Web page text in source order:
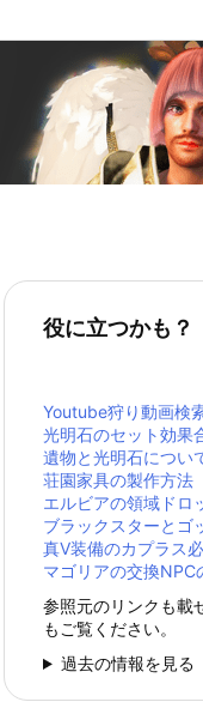
役に立つかも？
Youtube狩り動画検
光明石のセット効果
遺物と光明石につい
荘園家具の製作方法
エルビアの領域ドロ
ブラックスターとゴ
真Ⅴ装備のカプラス
マゴリアの交換NPC
参照元のリンクも載
もご覧ください。
過去の情報を見る